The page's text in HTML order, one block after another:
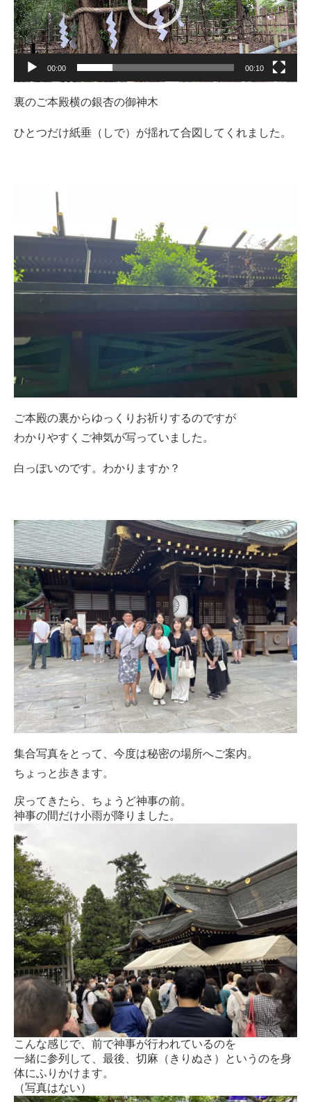
ー
00:00 00:10
裏のご本殿横の銀杏の御神木
ひとつだけ紙垂（しで）が揺れて合図してくれました。
ご本殿の裏からゆっくりお祈りするのですが
わかりやすくご神気が写っていました。
白っぽいのです。わかりますか？
集合写真をとって、今度は秘密の場所へご案内。
ちょっと歩きます。
戻ってきたら、ちょうど神事の前。
神事の間だけ小雨が降りました。
こんな感じで、前で神事が行われているのを
一緒に参列して、最後、切麻（きりぬさ）というのを身
体にふりかけます。
（写真はない）